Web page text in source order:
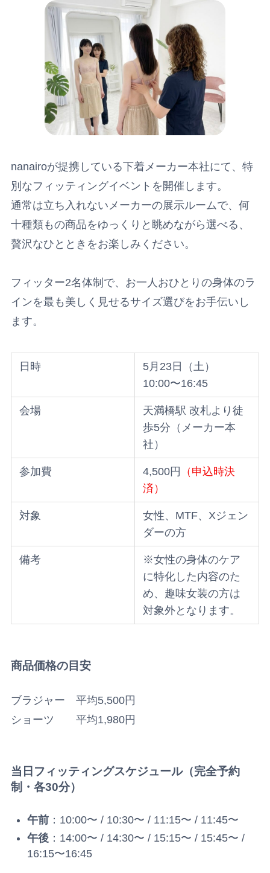
nanairoが提携している下着メーカー本社にて、特
別なフィッティングイベントを開催します。
通常は立ち入れないメーカーの展示ルームで、何
十種類もの商品をゆっくりと眺めながら選べる、
贅沢なひとときをお楽しみください。
フィッター2名体制で、お一人おひとりの身体のラ
インを最も美しく見せるサイズ選びをお手伝いし
ます。
日時
5月23日（土）
10:00〜16:45
会場
天満橋駅 改札より徒
歩5分（メーカー本
社）
参加費 4,500円
（申込時決
済）
対象
女性、MTF、Xジェン
ダーの方
備考
※女性の身体のケア
に特化した内容のた
め、趣味女装の方は
対象外となります。
商品価格の目安
ブラジャー 平均5,500円
ショーツ 平均1,980円
当日フィッティングスケジュール（完全予約
制・各30分）
午前：10:00〜 / 10:30〜 / 11:15〜 / 11:45〜
午後：14:00〜 / 14:30〜 / 15:15〜 / 15:45〜 /
16:15〜16:45